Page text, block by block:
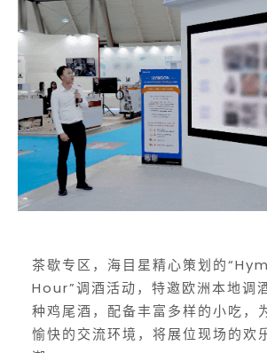
茶歇专区，海目星精心策划的
Hour”调酒活动，特邀欧洲本地调
种鸡尾酒，配备丰富多样的小吃，
愉快的交流环境，将展位现场的欢